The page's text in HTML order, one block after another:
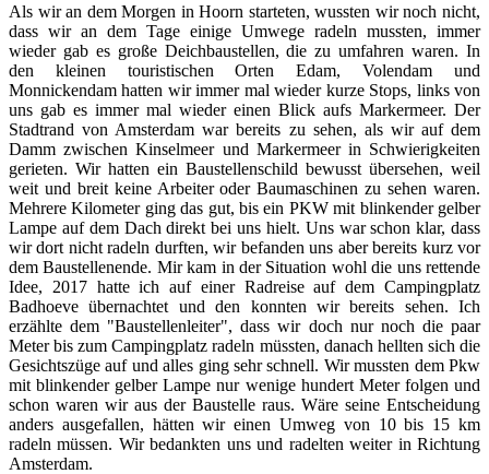
Als wir an dem Morgen in Hoorn starteten, wussten wir noch nicht,
dass wir an dem Tage einige Umwege radeln mussten, immer
wieder gab es große Deichbaustellen, die zu umfahren waren. In
den kleinen touristischen Orten Edam, Volendam und
Monnickendam hatten wir immer mal wieder kurze Stops, links von
uns gab es immer mal wieder einen Blick aufs Markermeer. Der
Stadtrand von Amsterdam war bereits zu sehen, als wir auf dem
Damm zwischen Kinselmeer und Markermeer in Schwierigkeiten
gerieten. Wir hatten ein Baustellenschild bewusst übersehen, weil
weit und breit keine Arbeiter oder Baumaschinen zu sehen waren.
Mehrere Kilometer ging das gut, bis ein PKW mit blinkender gelber
Lampe auf dem Dach direkt bei uns hielt. Uns war schon klar, dass
wir dort nicht radeln durften, wir befanden uns aber bereits kurz vor
dem Baustellenende. Mir kam in der Situation wohl die uns rettende
Idee, 2017 hatte ich auf einer Radreise auf dem Campingplatz
Badhoeve übernachtet und den konnten wir bereits sehen. Ich
erzählte dem "Baustellenleiter", dass wir doch nur noch die paar
Meter bis zum Campingplatz radeln müssten, danach hellten sich die
Gesichtszüge auf und alles ging sehr schnell. Wir mussten dem Pkw
mit blinkender gelber Lampe nur wenige hundert Meter folgen und
schon waren wir aus der Baustelle raus. Wäre seine Entscheidung
anders ausgefallen, hätten wir einen Umweg von 10 bis 15 km
radeln müssen. Wir bedankten uns und radelten weiter in Richtung
Amsterdam.